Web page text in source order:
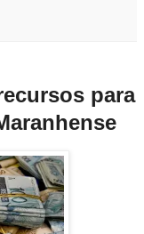
para